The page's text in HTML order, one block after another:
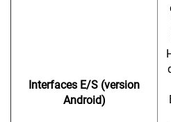
Interfaces E/S (version
Android)